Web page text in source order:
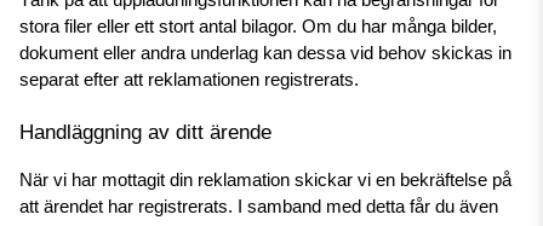
stora filer eller ett stort antal bilagor. Om du har många bilder,
dokument eller andra underlag kan dessa vid behov skickas in
separat efter att reklamationen registrerats.
Handläggning av ditt ärende
När vi har mottagit din reklamation skickar vi en bekräftelse på
att ärendet har registrerats. I samband med detta får du även